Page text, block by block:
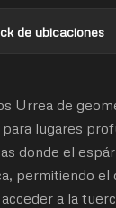
de ubicaciones
Urrea de
lugares
donde el
permitiendo el
a la